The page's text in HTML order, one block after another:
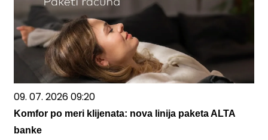
09. 07. 2026 09:20
Komfor po meri klijenata: nova linija paketa ALTA
banke